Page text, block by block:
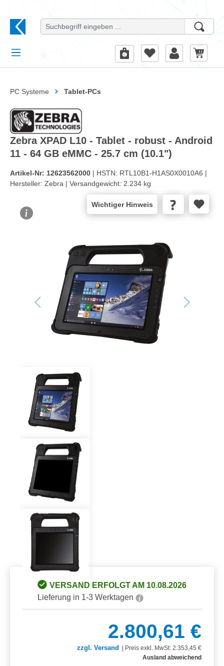
PC Systeme Tablet-PCs
Zebra XPAD L10 - Tablet - robust - Android
11 - 64 GB eMMC - 25.7 cm (10.1")
Artikel-Nr: 12623562000 | HSTN: RTL10B1-H1AS0X0010A6 |
Hersteller: Zebra | Versandgewicht: 2.234 kg
Wichtiger Hinweis
VERSAND ERFOLGT AM 10.08.2026
Lieferung in 1-3 Werktagen
2.800,61 €
zzgl. Versand
Preis exkl. MwSt: 2.353,45 €
Ausland abweichend